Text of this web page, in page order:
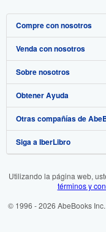
Compre con nosotros
Búsqueda avanzada
Colecciones
Mi cuenta
Mis pedidos
Ver carrito
Venda con nosotros
Comenzar a vender
Únase a nuestro programa
Recomiende un vendedor
Sobre nosotros
Sobre IberLibro
Medios
Empleo
Preferencias de cookies
Aviso de cookies
Obtener Ayuda
Preguntas frecuentes y
Atención al Cliente
Otras compañías de
AbeBooks.com
AbeBooks.de
AbeBooks.fr
Siga a IberLibro
Utilizando la página web,
términos y
© 1996 - 2026 AbeBooks